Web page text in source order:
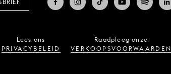
Lees ons
PRIVACYBELEID
Raadpleeg onze
VERKOOPSVOORWAARDEN